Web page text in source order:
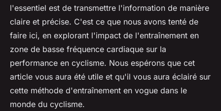
l'essentiel est de transmettre l'information de manière
claire et précise. C'est ce que nous avons tenté de
faire ici, en explorant l'impact de l'entraînement en
zone de basse fréquence cardiaque sur la
performance en cyclisme. Nous espérons que cet
article vous aura été utile et qu'il vous aura éclairé sur
cette méthode d'entraînement en vogue dans le
monde du cyclisme.